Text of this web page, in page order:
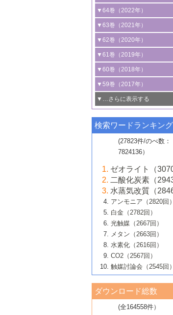
3号 有機分子変換やCO 資源
光触媒に関する最近の研究
B号 第137回触媒討論会（
2号 水素製造のための水分解
る最近の研究
3号 オレフィン系樹脂の精
る最新技術
4号 アルコール類の効率的変
る非貴金属触媒の研究動向
5号 ゼオライトの合成と応用
究動向
6号 ヘテロ接合界面
B号 第135回触媒討論会（
2号 規制反応場を活用した固
の新展開
3号 未踏分子変換を目指し
ロセスの最前線
4号 シンクロトロン放射光お
線を利用した触媒解析技術の
5号 単原子触媒
6号 参照触媒委員会からのお
B号 第133回触媒討論会（
1号 炭素が関わる触媒機能
2号 プラスチックケミカルリ
ための触媒技術
3号 非酸化物系金属化合物
触媒材料の開発
4号 格子酸素・格子酸素欠陥
触媒反応
5号 生体触媒によるエネルギ
6号 窒素とリンの循環のた
能性材料
▼64巻（2022年）
1号 合成ガス製造とCOを用
ズ合成の最新動向
2号 化学品合成のための合
3号 CO の排出削減および
めの触媒技術
4号 若手による情報発信企
若き触媒の研究者たち～（1）
若き触媒の研究者たち～（2）
6号 石油のノーブル・ユース
触媒技術
大学：オンライン・対面開
▼63巻（2021年）
1号 金触媒の新展開
2号 ペロブスカイト
3号 特殊反応場を利用した触
換反応
4号 多孔質材料を用いた触
5号 情報学的手法を用いた触
6号 カーボンニュートラル
技術
B号 第127回触媒討論会（
ライン開催(Zoom)のみ）
▼62巻（2020年）
1号 触媒設計を拓く欠陥構造
タリゼーション
2号 機能化学品製造に資す
触媒的酸化反応
3号 水処理のための触媒化学
4号 光触媒を用いた水分解
動向
5号 次世代の触媒プロセスを
6号 メタン転換技術の最新動
B号 第125回触媒討論会（
院大学）
▼61巻（2019年）
1号 物質移動制御に着目した
ス開発
2号 CO2 フリー水素サプラ
関わる触媒開発動向
3号 精密高分子合成に関す
動向
4号 バイオマス化成品製造の
5号 固体触媒による含窒素有
換の最前線
6号 貴金属使用量低減に向け
ガス浄化触媒の開発
B号 第123回触媒討論会（
▼60巻（2018年）
1号 固体酸触媒の最新の研究
2号 二酸化炭素からの有用化
3号 ナノ粒子・クラスター
4号 60周年記念企画
5号 進化するゼオライト合成
6号 非貴金属系触媒における
B号 第121回触媒討論会（
大学）
▼59巻（2017年）
1号 いたるところに，触媒
最先端技術
3号 無機分離膜材料の開発と
ロセスへの適用
5号 水素のふるまいを解き明
研究
6号 低級アルカンの有効利用
媒技術
B号 第119回触媒討論会（
大学東京）
▼…さらに表示する
1号 ユニークな構造の高分子を
2号 リグニンからの化成品製造
媒技術
3号 触媒研究の最先端～とびた
者たち～（1）
4号 触媒研究の最先端～とびた
者たち～（2）
5号 触媒研究の最先端～とびた
者たち～（3）
6号 イオニクス材料と燃料電池
の最新の研究動向
B号 第117回触媒討論会（
立大学）
▼57巻（2015年）
1号 水素キャリアにかかわる触
2号 石油精製用触媒の最近の
3号 固体酸化物形燃料電池（
るアノード触媒上での燃料直接
4号 コアシェル構造の制御によ
5号 工業触媒およびその周辺技
進歩
6号 ナノシート
B号 第115回触媒討論会（2015
▼56巻（2014年）
2号 光触媒反応機構に関する最
向
開発動向
4号 人工光合成に向けた近年の
5号 未利用熱エネルギーの有効
する触媒技術
6号 ポリオキソメタレート
B号 第113回触媒討論会（
ールホテル豊橋）
1号 高耐久性燃料電池システム
ける新展開
2号 リビングラジカル重合の最
3号 天然ガスの化学工業的展開
媒技術
4号 貴金属触媒の精密構造制御
5号 バイオマス化成品製造のた
6号 ナノ空間─吸着状態解析か
B号 第111回触媒討論会（
▼54巻（2012年）
1号 規則性多孔体の利用技術に
の進歩
2号 第109回触媒討論会
3号 貴金属低減技術の最新動向
4号 貴金属代替技術の最新動向
5号 光触媒による物質変換反応
6号 グラフェン
7号 水素を利用する化成品合
▼53巻（2011年）
1号 金属学から見る合金触媒の
2号 第107回触媒討論会
3号 触媒のその場観察法の進歩
4号 触媒のその場観察法の進歩
5号 不活性結合の触媒的活性化
合成
6号 新しい固体酸触媒技術
7号 ゼオライト合成における最
▼52巻（2010年）
1号 触媒の劣化対策と長寿命触
2号 第105回触媒討論会
3号 ナノ構造が拓く新機能
4号 活性サイトおよびその環境
計による触媒の高機能化
5号 触媒を有効に使うための技
7号 有機分子触媒による精密有
1号 炭素材料－熱い注目を集め
2号 第103回触媒討論会
3号 環境浄化用光触媒の現状と
4号 水素社会の実現に向けた
蔵技術の進歩
5号 CO2が関わる触媒・材料
▼50巻（2008年）
1号 触媒化学と学会のこの10年
そして未来
2号 第101回触媒討論会
4号 錯体を利用したユニーク
構築と機能
▼49巻（2007年）
1号 含フッ素化合物の合成と触
2号 第99回触媒討論会
3号 実用的ファインケミカル合
を実現する触媒
▼48巻（2006年）
1号 固体酸触媒の最近の進歩
2号 第97回触媒討論会
3号 リビング重合触媒の最近の
1号 最近の触媒担体とその効果
2号 第95回触媒討論会
▼46巻（2004年）
1号 部分酸化反応触媒の最前線
▼45巻（2003年）
検索ワードランキング
(27823件/のべ数：
7824136）
ゼオライト（
二酸化炭素（
水蒸気改質（
アンモニア（2820回）
白金（2782回）
光触媒（2667回）
メタン（2663回）
水素化（2616回）
CO2（2567回）
触媒討論会（2545回）
ダウンロード総数
(全164558件）